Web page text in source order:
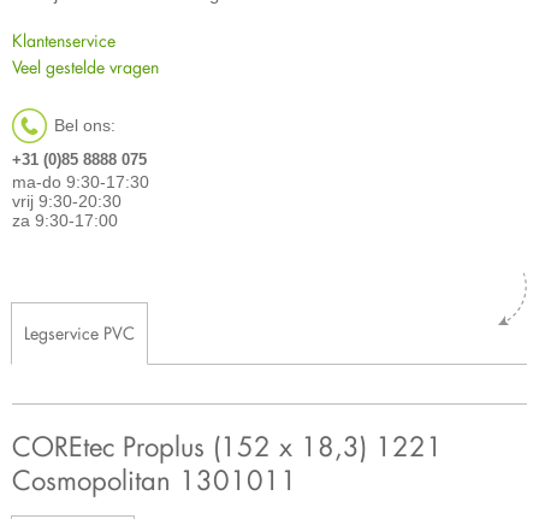
Klantenservice
Veel gestelde vragen
Bel ons:
+31 (0)85 8888 075
ma-do 9:30-17:30
vrij 9:30-20:30
za 9:30-17:00
Legservice PVC
COREtec Proplus (152 x 18,3) 1221
Cosmopolitan 1301011